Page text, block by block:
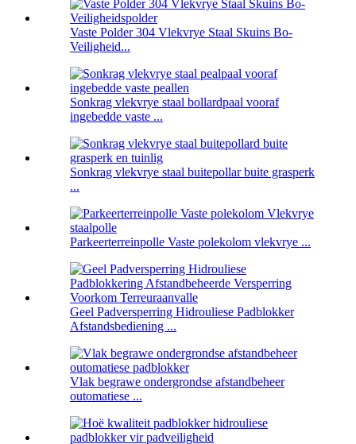
Vaste Polder 304 Vlekvrye Staal Skuins Bo-
Veiligheid...
Sonkrag vlekvrye staal bollardpaal vooraf
ingebedde vaste ...
Sonkrag vlekvrye staal buitepollar buite grasperk
...
Parkeerterreinpolle Vaste polekolom vlekvrye ...
Geel Padversperring Hidrouliese Padblokker
Afstandsbediening ...
Vlak begrawe ondergrondse afstandbeheer
outomatiese ...